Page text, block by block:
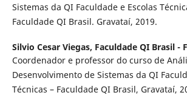
Sistemas da QI Faculdade e Escolas
Faculdade QI Brasil. Gravataí, 2019.
Silvio Cesar Viegas, Faculdade QI Brasil -
Coordenador e professor do curso de
Desenvolvimento de Sistemas da QI
Técnicas – Faculdade QI Brasil, Gravataí,